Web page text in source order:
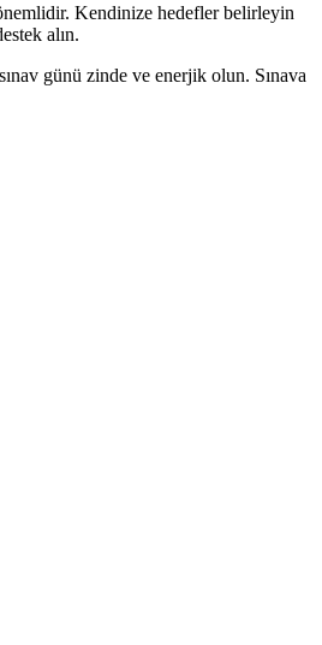
Kendinize hedefler belirleyin
alın.
günü zinde ve enerjik olun. Sınava